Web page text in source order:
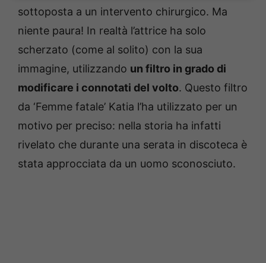
sottoposta a un intervento chirurgico. Ma
niente paura! In realtà l’attrice ha solo
scherzato (come al solito) con la sua
immagine, utilizzando un filtro in grado di
modificare i connotati del volto. Questo filtro
da ‘Femme fatale’ Katia l’ha utilizzato per un
motivo per preciso: nella storia ha infatti
rivelato che durante una serata in discoteca è
stata approcciata da un uomo sconosciuto.